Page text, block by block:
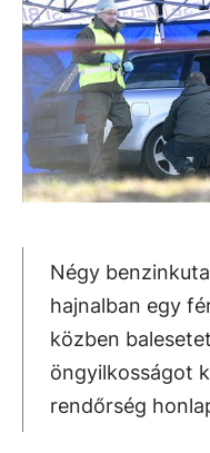
Négy
hajnalban egy
közben
öngyilkosságot
rendőrség